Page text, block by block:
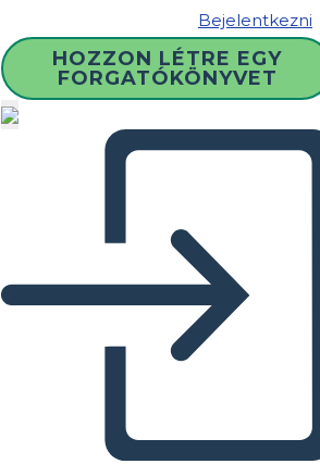
Bejelentkezni
HOZZON LÉTRE EGY
FORGATÓKÖNYVET